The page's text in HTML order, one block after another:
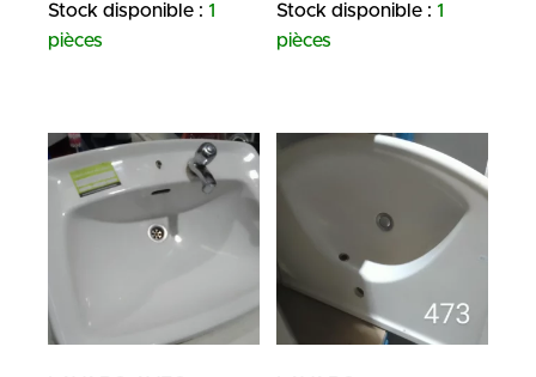
Stock disponible : 1
pièces
Stock disponible : 1
pièces